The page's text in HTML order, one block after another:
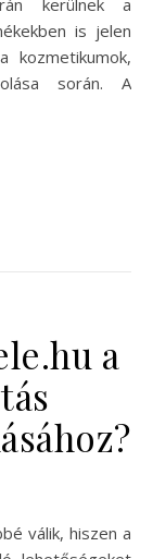
kerülnek a
is jelen
kozmetikumok,
során. A
a